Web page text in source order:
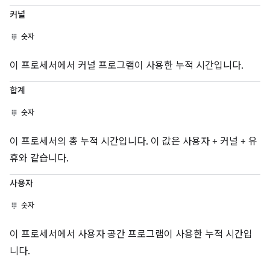
커널
숫자
이 프로세서에서 커널 프로그램이 사용한 누적 시간입니다.
합계
숫자
이 프로세서의 총 누적 시간입니다. 이 값은 사용자 + 커널 + 유
휴와 같습니다.
사용자
숫자
이 프로세서에서 사용자 공간 프로그램이 사용한 누적 시간입
니다.